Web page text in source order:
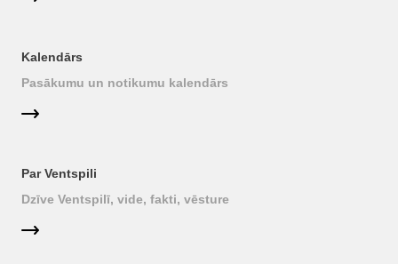
Kalendārs
Pasākumu un notikumu kalendārs
Par Ventspili
Dzīve Ventspilī, vide, fakti, vēsture